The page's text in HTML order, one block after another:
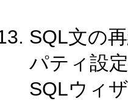
SQL文の
パティ設
SQLウィ